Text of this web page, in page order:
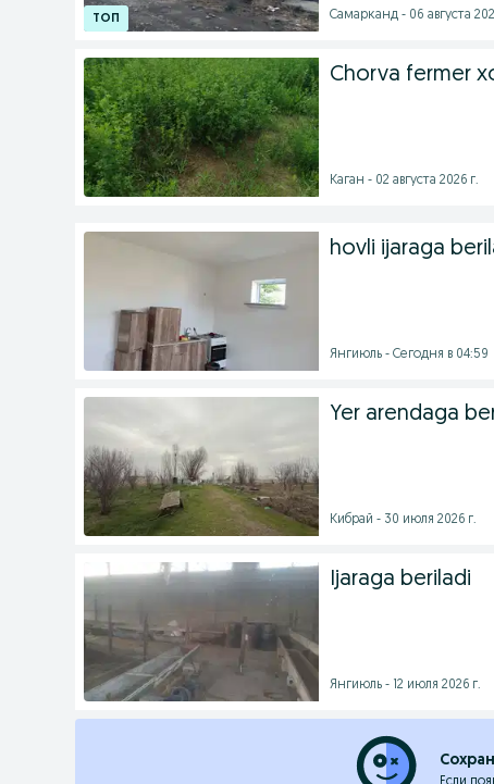
Самарканд - 06 августа
Chorva fermer
Каган - 02 августа 2026 г.
hovli ijaraga
Янгиюль - Сегодня в 04:59
Yer arendaga
Кибрай - 30 июля 2026 г.
Ijaraga beriladi
Янгиюль - 12 июля 2026 г.